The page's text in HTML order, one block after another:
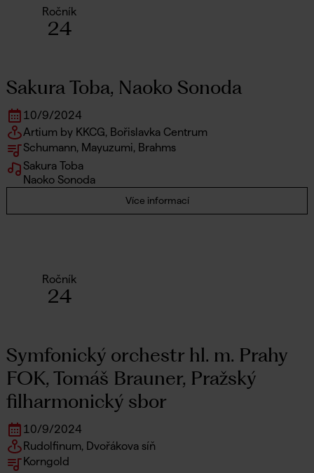
Ročník
24
Sakura Toba, Naoko Sonoda
10/9/2024
Artium by KKCG, Bořislavka Centrum
Schumann, Mayuzumi, Brahms
Sakura Toba
Naoko Sonoda
Více informací
Ročník
24
Symfonický orchestr hl. m. Prahy
FOK, Tomáš Brauner, Pražský
filharmonický sbor
10/9/2024
Rudolfinum, Dvořákova síň
Korngold